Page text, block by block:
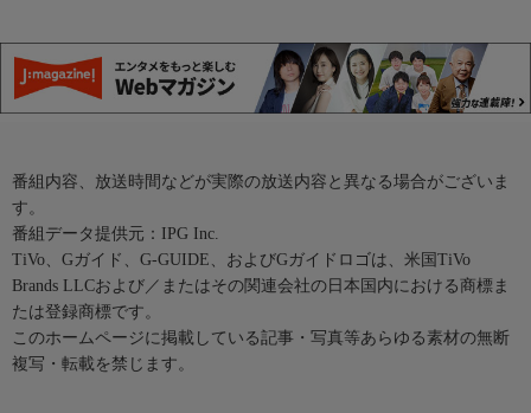
番組内容、放送時間などが実際の放送内容と異なる場合がございま
す。
番組データ提供元：IPG Inc.
TiVo、Gガイド、G-GUIDE、およびGガイドロゴは、米国TiVo
Brands LLCおよび／またはその関連会社の日本国内における商標ま
たは登録商標です。
このホームページに掲載している記事・写真等あらゆる素材の無断
複写・転載を禁じます。